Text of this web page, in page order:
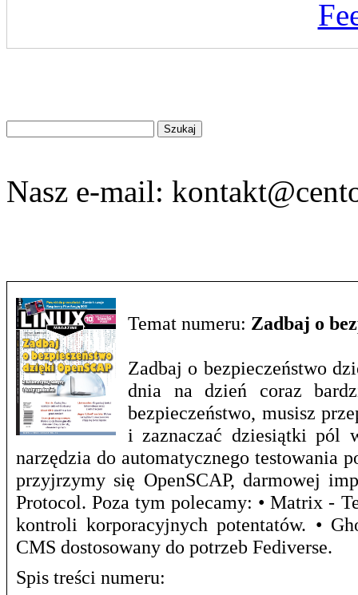
na
Nasz e-mail:
Temat numeru: Zadbaj o
Zadbaj o bezpieczeństwo
dnia na dzień coraz
bezpieczeństwo, musisz
i zaznaczać dziesiątki pól
narzędzia do automatycznego testowania
przyjrzymy się OpenSCAP, darmowej
Protocol. Poza tym polecamy: • Matrix -
kontroli korporacyjnych potentatów. •
CMS dostosowany do potrzeb Fediverse.
Spis treści numeru: